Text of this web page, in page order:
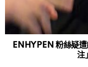
ENHYPEN 粉絲疑
注